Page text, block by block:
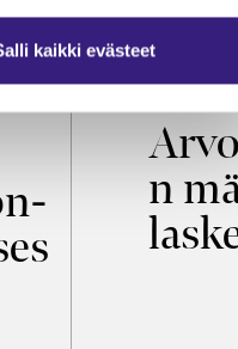
kaikki evästeet
2026
n